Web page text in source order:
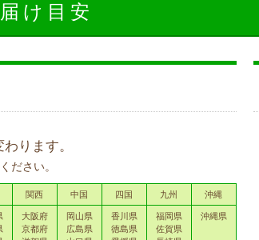
け目安
ります。
ださい。
関西 中国 四国 九州 沖縄
大阪府
京都府
岡山県
広島県
香川県
徳島県
福岡県
佐賀県
沖縄県